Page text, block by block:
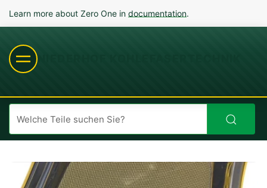
Learn more about Zero One in documentation.